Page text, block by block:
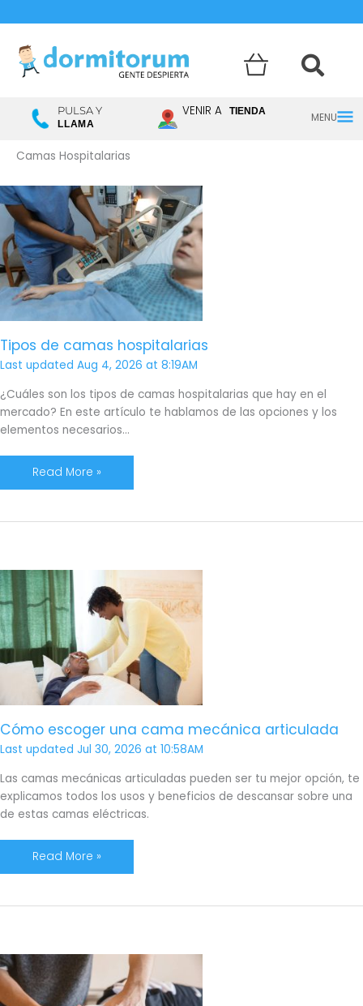
Menú
PULSA Y
LLAMA
VENIR A TIENDA
Camas Hospitalarias
Tipos de camas hospitalarias
Last updated Aug 4, 2026 at 8:19AM
¿Cuáles son los tipos de camas hospitalarias que hay en el
mercado? En este artículo te hablamos de las opciones y los
elementos necesarios…
Tipos
de
camas
hospitalarias
Read More »
Cómo escoger una cama mecánica articulada
Last updated Jul 30, 2026 at 10:58AM
Las camas mecánicas articuladas pueden ser tu mejor opción, te
explicamos todos los usos y beneficios de descansar sobre una
de estas camas eléctricas.
Cómo
escoger
una
cama
mecánica
articulada
Read More »
es
el